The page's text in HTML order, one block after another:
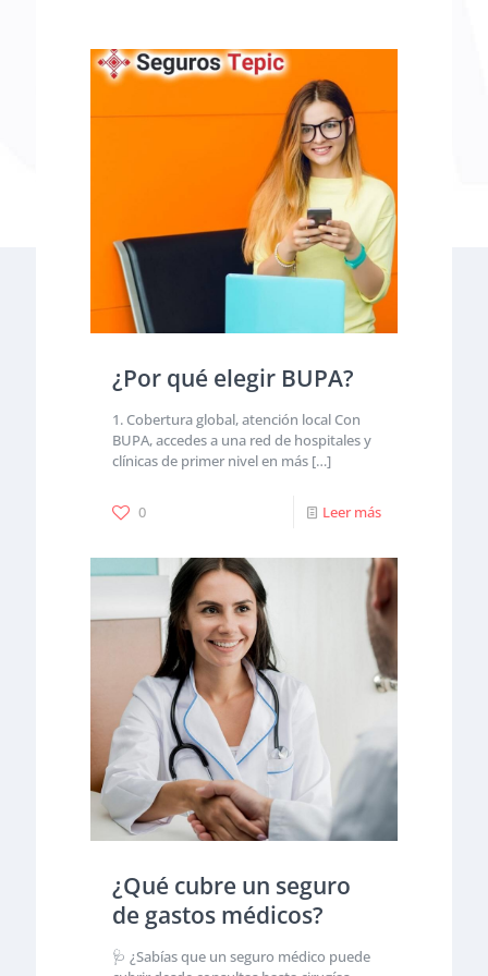
¿Por qué elegir BUPA?
1. Cobertura global, atención local Con
BUPA, accedes a una red de hospitales y
clínicas de primer nivel en más […]
0 Leer más
¿Qué cubre un seguro
de gastos médicos?
🩺 ¿Sabías que un seguro médico puede